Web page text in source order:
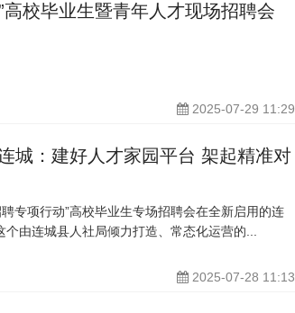
校毕业生暨青年人才现场招聘会
2025-07-29 11:29
城：建好人才家园平台 架起精准对
专项行动”高校毕业生专场招聘会在全新启用的连
由连城县人社局倾力打造、常态化运营的...
2025-07-28 11:13